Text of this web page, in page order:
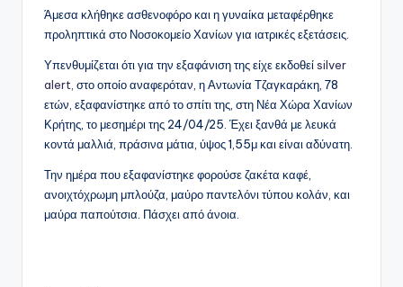
Άμεσα κλήθηκε ασθενοφόρο και η γυναίκα μεταφέρθηκε
προληπτικά στο Νοσοκομείο Χανίων για ιατρικές εξετάσεις.
Υπενθυμίζεται ότι για την εξαφάνιση της είχε εκδοθείsilver
alert, στο οποίο αναφερόταν, η Αντωνία Τζαγκαράκη, 78
ετών, εξαφανίστηκε από το σπίτι της, στη Νέα Χώρα Χανίων
Κρήτης, το μεσημέρι της 24/04/25. Έχει ξανθά με λευκά
κοντά μαλλιά, πράσινα μάτια, ύψος 1,55μ και είναι αδύνατη.
Την ημέρα που εξαφανίστηκε φορούσε ζακέτα καφέ,
ανοιχτόχρωμη μπλούζα, μαύρο παντελόνι τύπου κολάν, και
μαύρα παπούτσια. Πάσχει από άνοια.